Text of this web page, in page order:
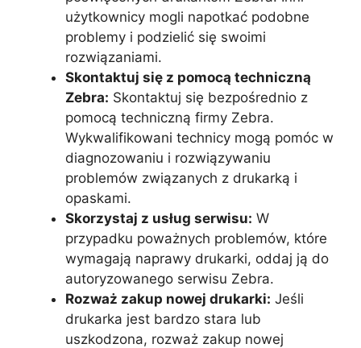
użytkownicy mogli napotkać podobne
problemy i podzielić się swoimi
rozwiązaniami.
Skontaktuj się z pomocą techniczną
Zebra: Skontaktuj się bezpośrednio z
pomocą techniczną firmy Zebra.
Wykwalifikowani technicy mogą pomóc w
diagnozowaniu i rozwiązywaniu
problemów związanych z drukarką i
opaskami.
Skorzystaj z usług serwisu: W
przypadku poważnych problemów, które
wymagają naprawy drukarki, oddaj ją do
autoryzowanego serwisu Zebra.
Rozważ zakup nowej drukarki: Jeśli
drukarka jest bardzo stara lub
uszkodzona, rozważ zakup nowej